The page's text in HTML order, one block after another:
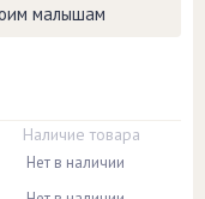
малышам
Наличие товара
Нет в наличии